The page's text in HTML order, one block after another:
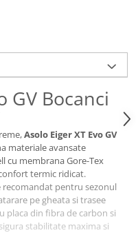
GV Bocanci
Asolo Eiger XT Evo GV
materiale avansate
cu membrana Gore-Tex
termic ridicat.
recomandat pentru sezonul
pe gheata si trasee
placa din fibra de carbon si
stabilitate maxima si